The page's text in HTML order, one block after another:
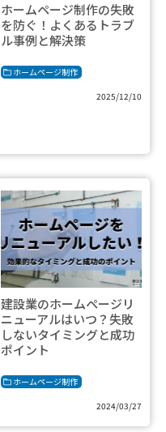
ホームページ制作の失敗
を防ぐ！よくあるトラブ
ル事例と解決策
ホームページ制作
2025/12/10
建設業のホームページリ
ニューアルはいつ？失敗
しないタイミングと成功
ポイント
ホームページ制作
2024/03/27